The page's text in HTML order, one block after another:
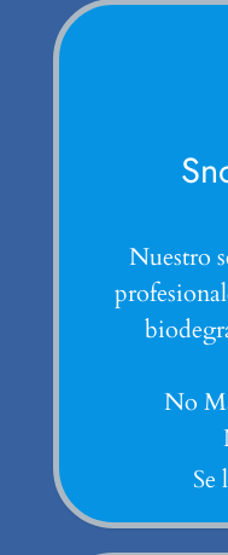
Nuestro
No
Se